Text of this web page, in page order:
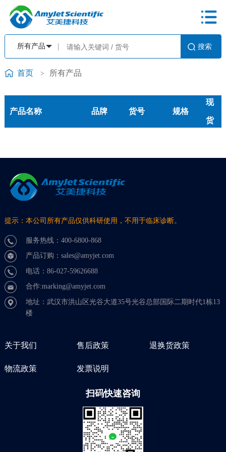
首页 > 所有产品
产品名称 品牌 货号 规格
现
货
提示：本公司所有产品仅供科研使用，不用于临床诊断。
服务热线：400-6800-868
产品订购：sales@amyjet.com
电话：86-027-59626688
合作:marking@amyjet.com
地址：武汉市洪山区光谷大道35号光谷总部国际二期时代1栋13
楼
关于我们 售后政策 退换货政策
物流政策 发票说明
扫码快速咨询